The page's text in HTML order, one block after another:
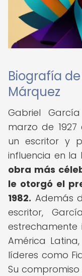
Biografía
Márquez
Gabriel
marzo de
un escritor y
influencia en la
obra más
le otorgó el
1982. Además
escritor,
América
líderes como
Su